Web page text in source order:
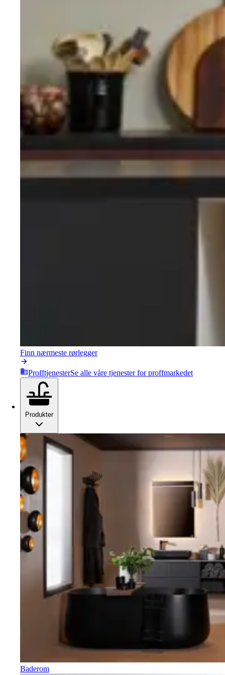
Finn nærmeste rørlegger
ProfftjenesterSe alle våre tjenester for proffmarkedet
Produkter
Baderom